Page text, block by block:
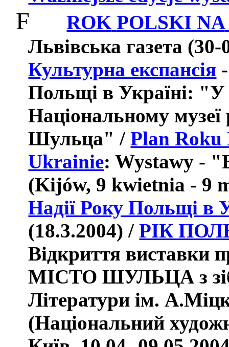
F ROK POLSKI NA
Львівська газета
Культурна експансія
Польщі в Україні: "У
Національному
Шульца" /Plan Roku
Ukrainie: Wystawy -
(Kijów, 9 kwietnia - 9
Надії Року Польщі в
(18.3.2004) /РІК
Відкриття виставки
МІСТО ШУЛЬЦА з
Літератури ім.
(Національний